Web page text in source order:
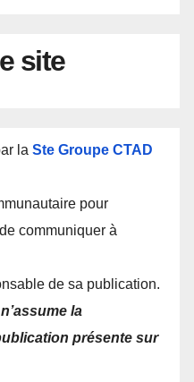
site
la Ste Groupe CTAD
pour
communiquer à
de sa publication.
la
présente sur